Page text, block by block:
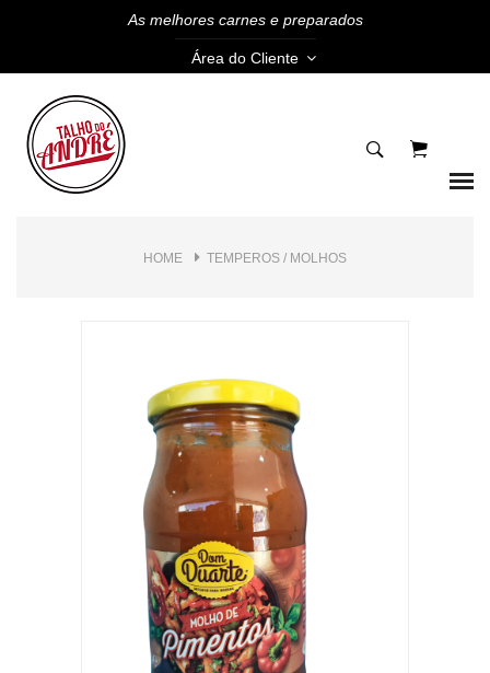
As melhores carnes e preparados
Área do Cliente
HOME TEMPEROS / MOLHOS